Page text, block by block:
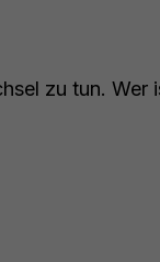
zu tun. Wer